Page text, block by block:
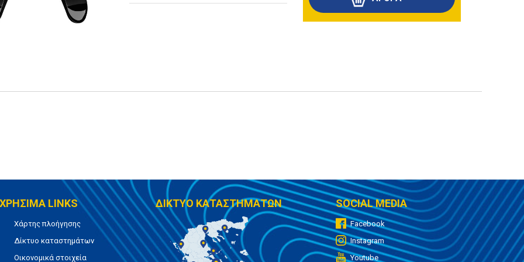
ΧΡΗΣΙΜΑ LINKS
Χάρτης πλοήγησης
Δίκτυο καταστημάτων
Οικονομικά στοιχεία
ΔΙΚΤΥΟ ΚΑΤΑΣΤΗΜΑΤΩΝ SOCIAL MEDIA
Facebook
Instagram
Youtube